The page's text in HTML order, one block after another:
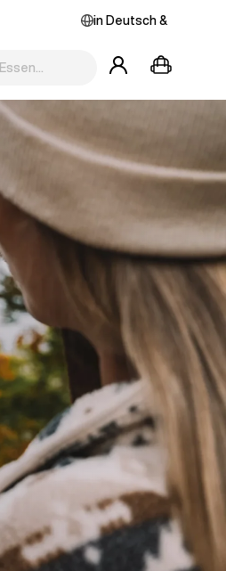
in Deutsch &